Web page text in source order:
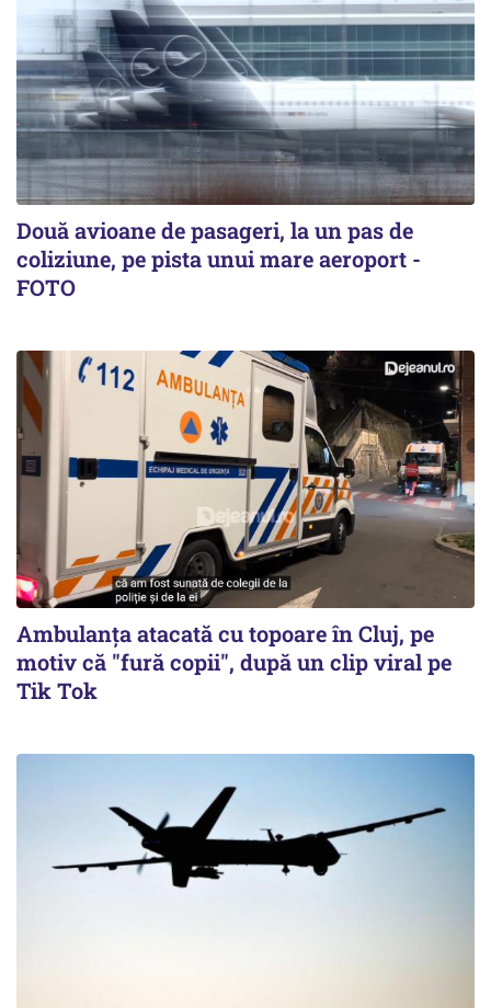
Două avioane de pasageri, la un pas de
coliziune, pe pista unui mare aeroport -
FOTO
Ambulanța atacată cu topoare în Cluj, pe
motiv că "fură copii", după un clip viral pe
Tik Tok